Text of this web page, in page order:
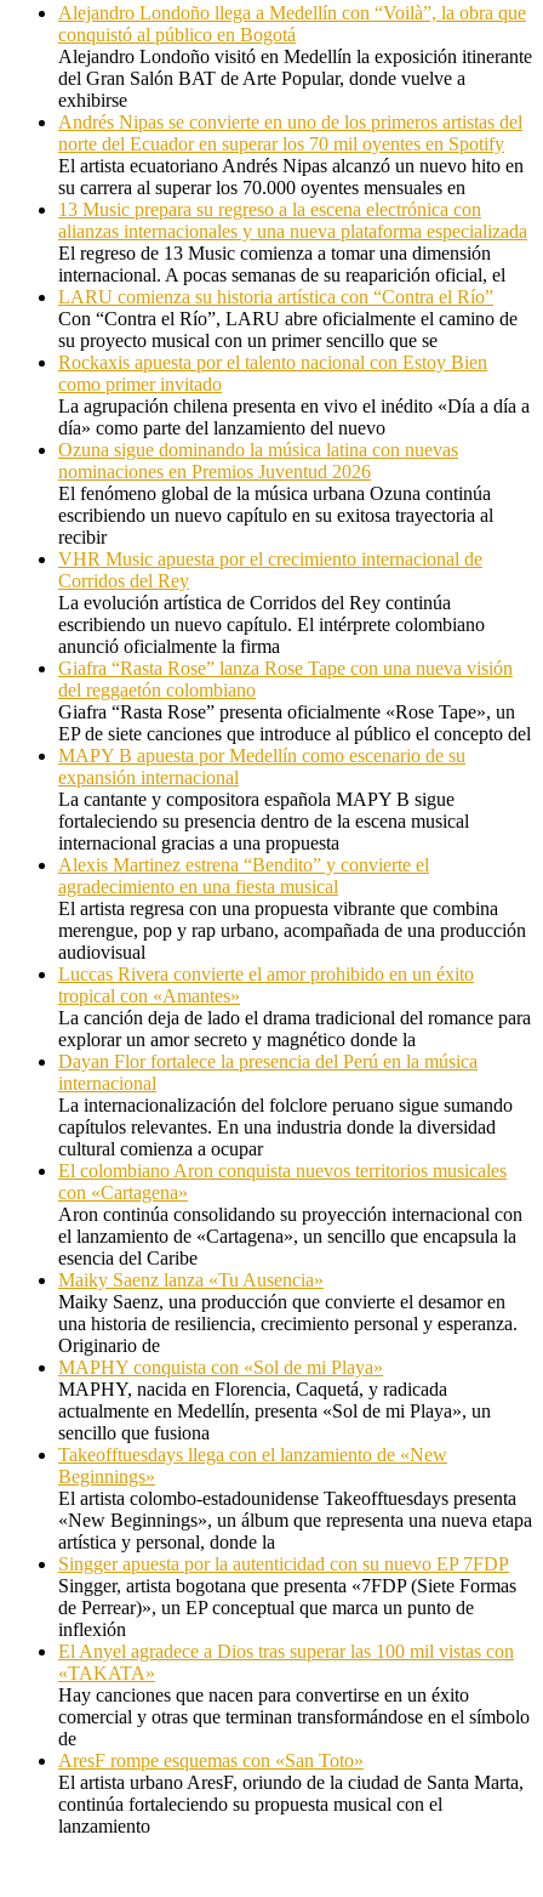
Alejandro Londoño llega a Medellín con “Voilà”, la obra que
conquistó al público en Bogotá
Alejandro Londoño visitó en Medellín la exposición itinerante
del Gran Salón BAT de Arte Popular, donde vuelve a
exhibirse
Andrés Nipas se convierte en uno de los primeros artistas del
norte del Ecuador en superar los 70 mil oyentes en Spotify
El artista ecuatoriano Andrés Nipas alcanzó un nuevo hito en
su carrera al superar los 70.000 oyentes mensuales en
13 Music prepara su regreso a la escena electrónica con
alianzas internacionales y una nueva plataforma especializada
El regreso de 13 Music comienza a tomar una dimensión
internacional. A pocas semanas de su reaparición oficial, el
LARU comienza su historia artística con “Contra el Río”
Con “Contra el Río”, LARU abre oficialmente el camino de
su proyecto musical con un primer sencillo que se
Rockaxis apuesta por el talento nacional con Estoy Bien
como primer invitado
La agrupación chilena presenta en vivo el inédito «Día a día a
día» como parte del lanzamiento del nuevo
Ozuna sigue dominando la música latina con nuevas
nominaciones en Premios Juventud 2026
El fenómeno global de la música urbana Ozuna continúa
escribiendo un nuevo capítulo en su exitosa trayectoria al
recibir
VHR Music apuesta por el crecimiento internacional de
Corridos del Rey
La evolución artística de Corridos del Rey continúa
escribiendo un nuevo capítulo. El intérprete colombiano
anunció oficialmente la firma
Giafra “Rasta Rose” lanza Rose Tape con una nueva visión
del reggaetón colombiano
Giafra “Rasta Rose” presenta oficialmente «Rose Tape», un
EP de siete canciones que introduce al público el concepto del
MAPY B apuesta por Medellín como escenario de su
expansión internacional
La cantante y compositora española MAPY B sigue
fortaleciendo su presencia dentro de la escena musical
internacional gracias a una propuesta
Alexis Martinez estrena “Bendito” y convierte el
agradecimiento en una fiesta musical
El artista regresa con una propuesta vibrante que combina
merengue, pop y rap urbano, acompañada de una producción
audiovisual
Luccas Rivera convierte el amor prohibido en un éxito
tropical con «Amantes»
La canción deja de lado el drama tradicional del romance para
explorar un amor secreto y magnético donde la
Dayan Flor fortalece la presencia del Perú en la música
internacional
La internacionalización del folclore peruano sigue sumando
capítulos relevantes. En una industria donde la diversidad
cultural comienza a ocupar
El colombiano Aron conquista nuevos territorios musicales
con «Cartagena»
Aron continúa consolidando su proyección internacional con
el lanzamiento de «Cartagena», un sencillo que encapsula la
esencia del Caribe
Maiky Saenz lanza «Tu Ausencia»
Maiky Saenz, una producción que convierte el desamor en
una historia de resiliencia, crecimiento personal y esperanza.
Originario de
MAPHY conquista con «Sol de mi Playa»
MAPHY, nacida en Florencia, Caquetá, y radicada
actualmente en Medellín, presenta «Sol de mi Playa», un
sencillo que fusiona
Takeofftuesdays llega con el lanzamiento de «New
Beginnings»
El artista colombo-estadounidense Takeofftuesdays presenta
«New Beginnings», un álbum que representa una nueva etapa
artística y personal, donde la
Singger apuesta por la autenticidad con su nuevo EP 7FDP
Singger, artista bogotana que presenta «7FDP (Siete Formas
de Perrear)», un EP conceptual que marca un punto de
inflexión
El Anyel agradece a Dios tras superar las 100 mil vistas con
«TAKATA»
Hay canciones que nacen para convertirse en un éxito
comercial y otras que terminan transformándose en el símbolo
de
AresF rompe esquemas con «San Toto»
El artista urbano AresF, oriundo de la ciudad de Santa Marta,
continúa fortaleciendo su propuesta musical con el
lanzamiento